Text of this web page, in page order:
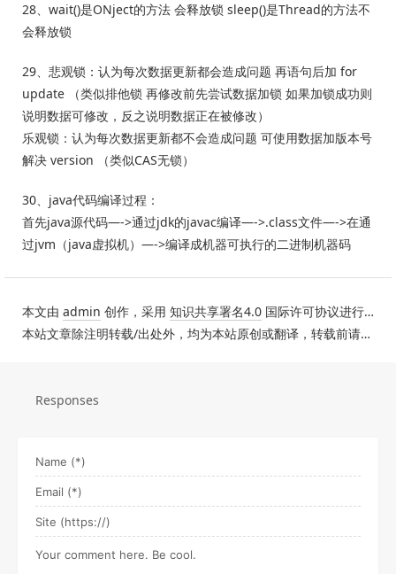
28、wait()是ONject的方法 会释放锁 sleep()是Thread的方法不
会释放锁
29、悲观锁：认为每次数据更新都会造成问题 再语句后加 for
update （类似排他锁 再修改前先尝试数据加锁 如果加锁成功则
说明数据可修改，反之说明数据正在被修改）
乐观锁：认为每次数据更新都不会造成问题 可使用数据加版本号
解决 version （类似CAS无锁）
30、java代码编译过程：
首先java源代码—->通过jdk的javac编译—->.class文件—->在通
过jvm（java虚拟机）—->编译成机器可执行的二进制机器码
本文由 admin 创作，采用 知识共享署名4.0 国际许可协议进行许可。
本站文章除注明转载/出处外，均为本站原创或翻译，转载前请务必署名。
Responses